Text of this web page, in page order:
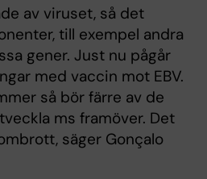
av viruset, så det
till exempel andra
gener. Just nu pågår
med vaccin mot EBV.
så bör färre av de
ms framöver. Det
säger Gonçalo